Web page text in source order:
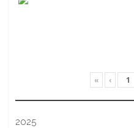
« ‹
2025